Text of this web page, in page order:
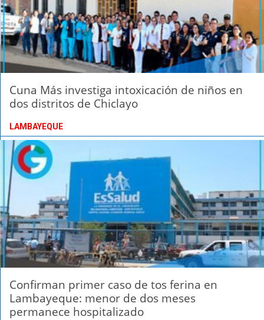
Cuna Más investiga intoxicación de niños en
dos distritos de Chiclayo
LAMBAYEQUE
Confirman primer caso de tos ferina en
Lambayeque: menor de dos meses
permanece hospitalizado